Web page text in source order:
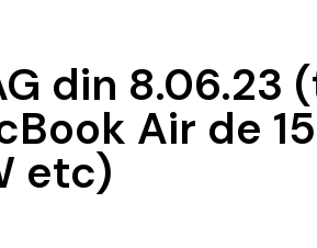
din 8.06.23
Air de
etc)